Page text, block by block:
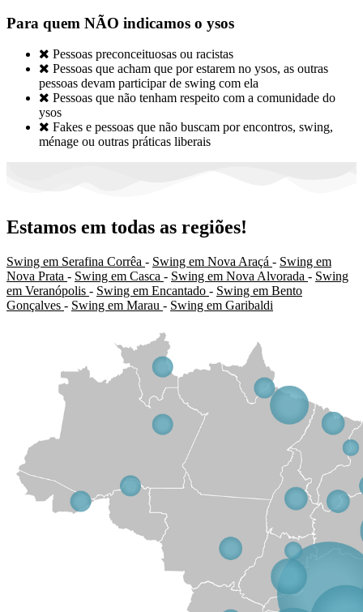
Para quem NÃO indicamos o ysos
 Pessoas preconceituosas ou racistas
 Pessoas que acham que por estarem no ysos, as outras
pessoas devam participar de swing com ela
 Pessoas que não tenham respeito com a comunidade do
ysos
 Fakes e pessoas que não buscam por encontros, swing,
ménage ou outras práticas liberais
Estamos em todas as regiões!
Swing em Serafina Corrêa - Swing em Nova Araçá - Swing em
Nova Prata - Swing em Casca - Swing em Nova Alvorada - Swing
em Veranópolis - Swing em Encantado - Swing em Bento
Gonçalves - Swing em Marau - Swing em Garibaldi